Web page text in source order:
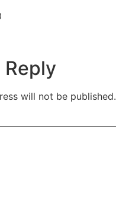
Reply
will not be published.